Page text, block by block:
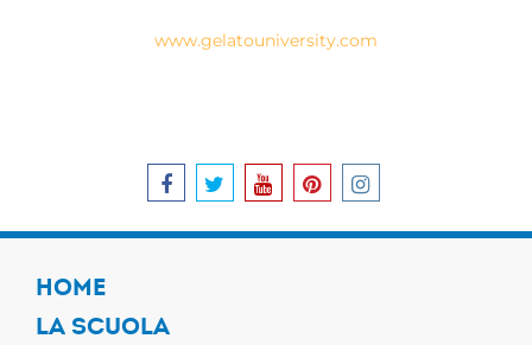
www.gelatouniversity.com
HOME
LA SCUOLA